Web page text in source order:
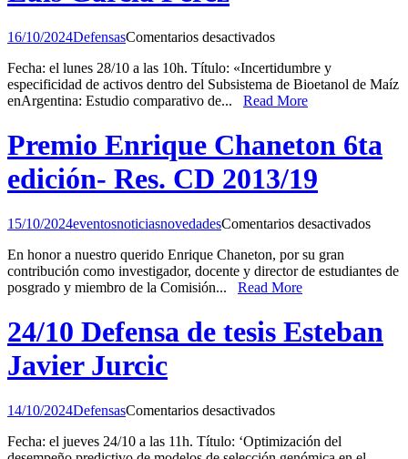
16/10/2024DefensasComentarios desactivadosen
Defensa
de
tesis
Garcia
Perez
Fecha: el lunes 28/10 a las 10h. Título: «Incertidumbre y
especificidad de activos dentro del Subsistema de Bioetanol de Maíz
enArgentina: Estudio comparativo de... Read More
Premio Enrique Chaneton 6ta
edición- Res. CD 2013/19
15/10/2024eventosnoticiasnovedadesComentarios desactivadosen
En honor a nuestro querido Enrique Chaneton, por su gran
contribución como investigador, docente y director de estudiantes de
posgrado y miembro de la Comisión... Read More
24/10 Defensa de tesis Esteban
Javier Jurcic
14/10/2024DefensasComentarios desactivadosen
Defensa
Fecha: el jueves 24/10 a las 11h. Título: ‘Optimización del